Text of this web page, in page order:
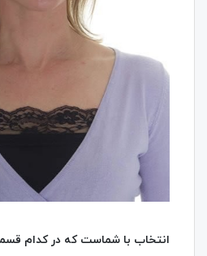
انتخاب با شماست که در کدام